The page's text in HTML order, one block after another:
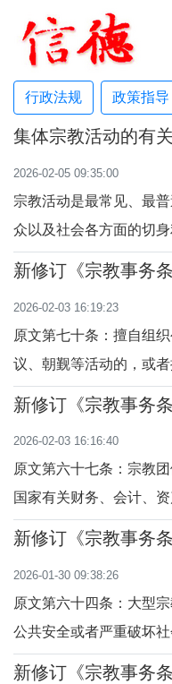
行政法规 政策指导
集体宗教活动的有
2026-02-05 09:35:00
宗教活动是最常见、最
众以及社会各方面的切
共利益。正常的宗教活
公共利益的宗教事务进
符合法律法规的相关规
新修订《宗教事务
2026-02-03 16:19:23
原文第七十条：擅自组
议、朝觐等活动的，或
事务部门会同有关部门
罪的，依法追究刑事责
育机构传教、举行宗教
新修订《宗教事务
2026-02-03 16:16:40
原文第六十七条：宗教
国家有关财务、会计、
务等部门依据相关规定
证书或者设立许可。释
宗教活动场所违反国家
新修订《宗教事务
2026-01-30 09:38:26
原文第六十四条：大型
公共安全或者严重破坏
律、法规进行处置和处
新修订《宗教事务